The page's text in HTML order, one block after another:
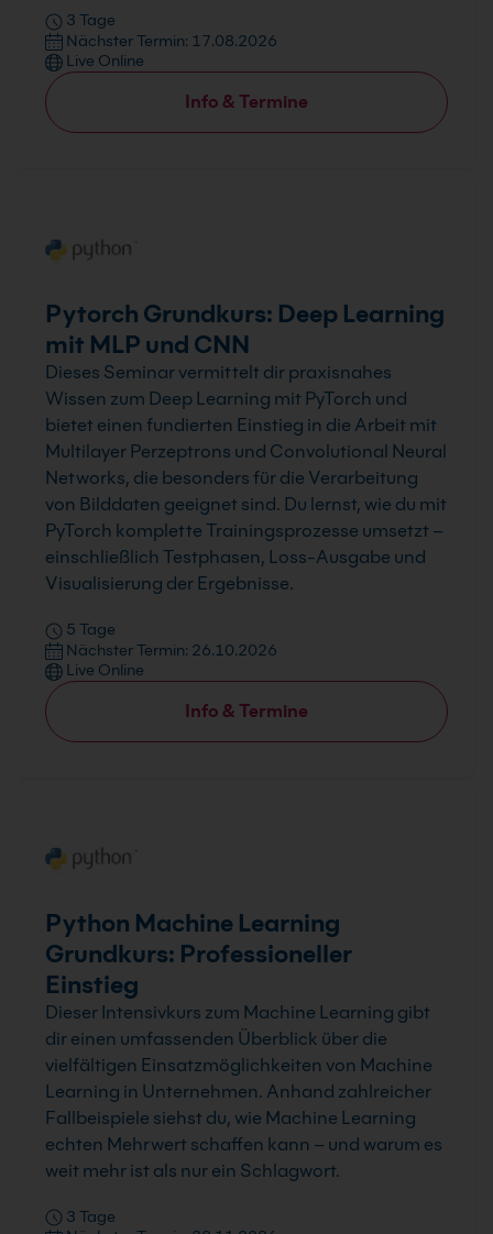
3 Tage
Nächster Termin: 17.08.2026
Live Online
Info & Termine
Pytorch Grundkurs: Deep Learning
mit MLP und CNN
Dieses Seminar vermittelt dir praxisnahes
Wissen zum Deep Learning mit PyTorch und
bietet einen fundierten Einstieg in die Arbeit mit
Multilayer Perzeptrons und Convolutional Neural
Networks, die besonders für die Verarbeitung
von Bilddaten geeignet sind. Du lernst, wie du mit
PyTorch komplette Trainingsprozesse umsetzt –
einschließlich Testphasen, Loss-Ausgabe und
Visualisierung der Ergebnisse.
5 Tage
Nächster Termin: 26.10.2026
Live Online
Info & Termine
Python Machine Learning
Grundkurs: Professioneller
Einstieg
Dieser Intensivkurs zum Machine Learning gibt
dir einen umfassenden Überblick über die
vielfältigen Einsatzmöglichkeiten von Machine
Learning in Unternehmen. Anhand zahlreicher
Fallbeispiele siehst du, wie Machine Learning
echten Mehrwert schaffen kann – und warum es
weit mehr ist als nur ein Schlagwort.
3 Tage